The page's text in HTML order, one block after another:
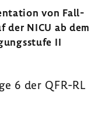
von Fall­
der NICU ab dem
II
6 der QFR-RL